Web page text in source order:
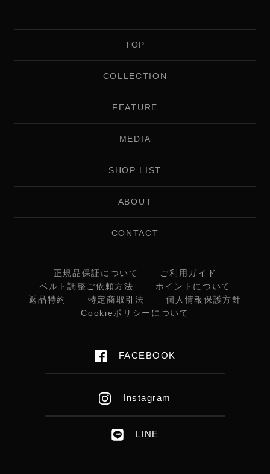
TOP
COLLECTION
FEATURE
MEDIA
SHOP LIST
ABOUT
CONTACT
正規品保証について
ご利用ガイド
ベルト調整ご依頼方法
ポイントについて
返品特約
特定商取引法
個人情報保護方針
Cookieポリシーについて
FACEBOOK
Instagram
LINE